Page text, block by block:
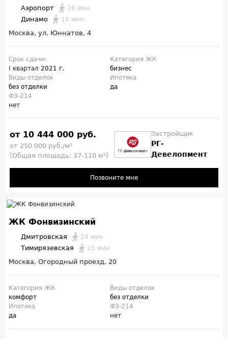
Аэропорт 28 мин
Динамо 18 мин
Москва, ул. Юннатов, 4
Срок сдачи:
I квартал 2021 г.
Категория ЖК
бизнес
Виды отделок
без отделки
Ипотека
да
ФЗ-214
нет
от 10 444 000 руб.
от 250 000 руб./м²
(Общая площадь: 37-110 м²)
Застройщик
РГ-
Девелопмент
Позвоните мне
ЖК Фонвизинский
Дмитровская 24 мин
Тимирязевская 15 мин
Москва, Огородный проезд, 20
Категория ЖК
комфорт
Виды отделок
без отделки
Ипотека
да
ФЗ-214
нет